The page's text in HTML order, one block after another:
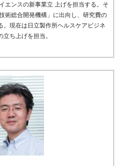
エンスの新事業立 上げを担当する。そ
術総合開発機構」に出向し、研究費の
。現在は日立製作所ヘルスケアビジネ
ち上げを担当。